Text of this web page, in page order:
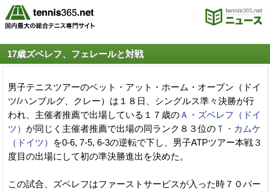
17歳ズベレフ、フェレールと対戦
男子テニスツアーのベット・アット・ホーム・オープン（ドイ
ツ/ハンブルグ、クレー）は１８日、シングルス準々決勝が行
われ、主催者推薦で出場している１７歳のＡ・ズベレフ（ドイ
ツ） が同じく主催者推薦で出場の同ランク８３位の Ｔ・カムケ
（ドイツ）
を0-6, 7-5, 6-3の逆転で下し、男子ATPツアー本戦３
度目の出場にして初の準決勝進出を決めた。
この試合、ズベレフはファーストサービスが入った時７０パー